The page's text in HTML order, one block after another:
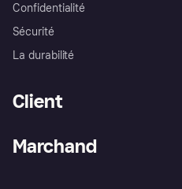
Confidentialité
Sécurité
La durabilité
Client
Marchand